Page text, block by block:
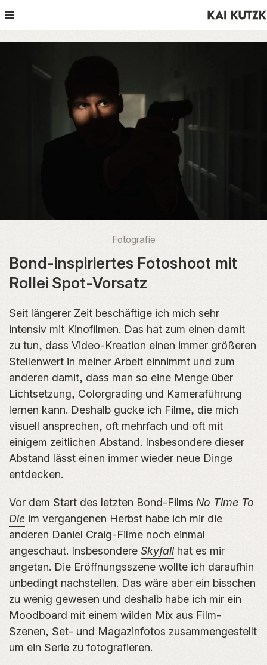
Fotografie
Bond-inspiriertes Fotoshoot mit
Rollei Spot-Vorsatz
Seit längerer Zeit beschäftige ich mich sehr
intensiv mit Kinofilmen. Das hat zum einen damit
zu tun, dass Video-Kreation einen immer größeren
Stellenwert in meiner Arbeit einnimmt und zum
anderen damit, dass man so eine Menge über
Lichtsetzung, Colorgrading und Kameraführung
lernen kann. Deshalb gucke ich Filme, die mich
visuell ansprechen, oft mehrfach und oft mit
einigem zeitlichen Abstand. Insbesondere dieser
Abstand lässt einen immer wieder neue Dinge
entdecken.
Vor dem Start des letzten Bond-Films No Time To
Die im vergangenen Herbst habe ich mir die
anderen Daniel Craig-Filme noch einmal
angeschaut. Insbesondere Skyfallhat es mir
angetan. Die Eröffnungsszene wollte ich daraufhin
unbedingt nachstellen. Das wäre aber ein bisschen
zu wenig gewesen und deshalb habe ich mir ein
Moodboard mit einem wilden Mix aus Film-
Szenen, Set- und Magazinfotos zusammengestellt
um ein Serie zu fotografieren.